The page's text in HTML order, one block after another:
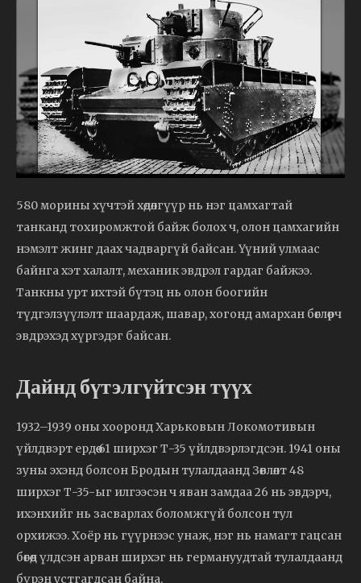
580 морины хүчтэй хөдөлгүүр нь нэг цамхагтай
танканд тохиромжтой байж болох ч, олон цамхагийн
нэмэлт жинг даах чадваргүй байсан. Үүний улмаас
байнга хэт халалт, механик эвдрэл гардаг байжээ.
Танкны урт ихтэй бүтэц нь олон боогийн
түдгэлзүүлэлт шаардаж, шавар, хогонд амархан бөглөрч
эвдрэхэд хүргэдэг байсан.
Дайнд бүтэлгүйтсэн түүх
1932–1939 оны хооронд Харьковын Локомотивын
үйлдвэрт ердөө 61 ширхэг Т-35 үйлдвэрлэгдсэн. 1941 оны
зуны эхэнд болсон Бродын тулалдаанд Зөвлөлт 48
ширхэг Т-35-ыг илгээсэн ч яван замдаа 26 нь эвдэрч,
ихэнхийг нь засварлах боломжгүй болсон тул
орхижээ. Хоёр нь гүүрнээс унаж, нэг нь намагт гацсан
бөгөөд үлдсэн арван ширхэг нь германуудтай тулалдаанд
бүрэн устгагдсан байна.